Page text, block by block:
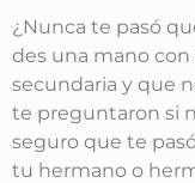
¿Nunca te pasó
des una mano
secundaria y que
te preguntaron si
seguro que te
tu hermano o